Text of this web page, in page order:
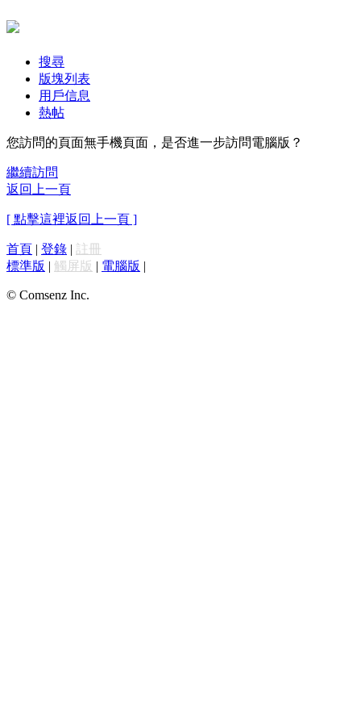
搜尋
版塊列表
用戶信息
熱帖
您訪問的頁面無手機頁面，是否進一步訪問電腦版？
繼續訪問
返回上一頁
[ 點擊這裡返回上一頁 ]
首頁 | 登錄 | 註冊
標準版 | 觸屏版 | 電腦版 |
© Comsenz Inc.